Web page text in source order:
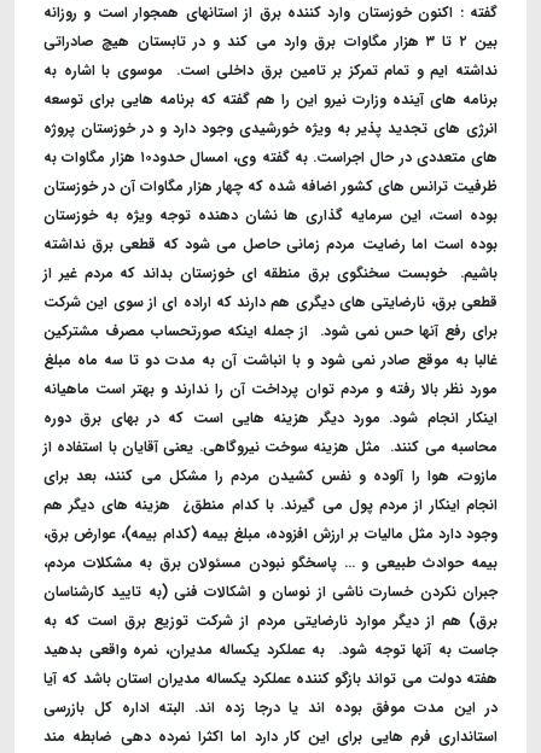
گفته : اکنون خوزستان وارد کننده برق از استانهای همجوار است و روزانه
بین ۲ تا ۳ هزار مگاوات برق وارد می کند و در تابستان هیچ صادراتی
نداشته ایم و تمام تمرکز بر تامین برق داخلی است. ‌ موسوی با اشاره به
برنامه های آینده وزارت نیرو این را هم گفته که برنامه هایی برای توسعه
انرژی های تجدید پذیر به ویژه خورشیدی وجود دارد و در خوزستان پروژه
های متعددی در حال اجراست. به گفته وی، امسال حدود۱۰ هزار مگاوات به
ظرفیت ترانس های کشور اضافه شده که چهار هزار مگاوات آن در خوزستان
بوده است، این سرمایه گذاری ها نشان دهنده توجه ویژه به خوزستان
بوده است اما رضایت مردم زمانی حاصل می شود که قطعی برق نداشته
باشیم. ‌ خوبست سخنگوی برق منطقه ای خوزستان بداند که مردم غیر از
قطعی برق، نارضایتی های دیگری هم دارند که اراده ای از سوی این شرکت
برای رفع آنها حس نمی شود. ‌ از جمله اینکه صورتحساب مصرف مشترکین
غالبا به موقع صادر نمی شود و با انباشت آن به مدت دو تا سه ماه مبلغ
مورد نظر بالا رفته و مردم توان پرداخت آن را ندارند و بهتر است ماهیانه
اینکار انجام شود. مورد دیگر هزینه هایی است که در بهای برق دوره
محاسبه می کنند. ‌ مثل هزینه سوخت نیروگاهی. یعنی آقایان با استفاده از
مازوت، هوا را آلوده و نفس کشیدن مردم را مشکل می کنند، بعد برای
انجام اینکار از مردم پول می گیرند. با کدام منطق¿ ‌ هزینه های دیگر هم
وجود دارد مثل مالیات بر ارزش افزوده، مبلغ بیمه (کدام بیمه)، عوارض برق،
بیمه حوادث طبیعی و ... پاسخگو نبودن مسئولان برق به مشکلات مردم،
جبران نکردن خسارت ناشی از نوسان و اشکالات فنی (به تایید کارشناسان
برق) هم از دیگر موارد نارضایتی مردم از شرکت توزیع برق است که به
جاست به آنها توجه شود. ‌ به عملکرد یکساله مدیران، نمره واقعی بدهید
هفته دولت می تواند بازگو کننده عملکرد یکساله مدیران استان باشد که آیا
در این مدت موفق بوده اند یا درجا زده اند. البته اداره کل بازرسی
استانداری فرم هایی برای این کار دارد اما اکثرا نمرده دهی ضابطه مند